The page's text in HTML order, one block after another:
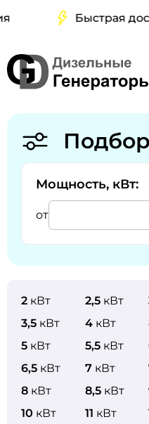
Быстрая
Мощность, кВт:
от
2 кВт 2,5 кВт
3,5 кВт 4 кВт
5 кВт 5,5 кВт
6,5 кВт 7 кВт
8 кВт 8,5 кВт
10 кВт 11 кВт